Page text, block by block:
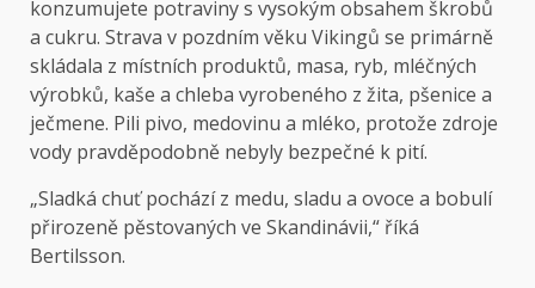
konzumujete potraviny s vysokým obsahem škrobů
a cukru. Strava v pozdním věku Vikingů se primárně
skládala z místních produktů, masa, ryb, mléčných
výrobků, kaše a chleba vyrobeného z žita, pšenice a
ječmene. Pili pivo, medovinu a mléko, protože zdroje
vody pravděpodobně nebyly bezpečné k pití.
„Sladká chuť pochází z medu, sladu a ovoce a bobulí
přirozeně pěstovaných ve Skandinávii,“ říká
Bertilsson.